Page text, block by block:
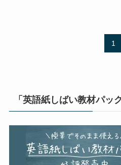
1
「英語紙しばい教材パッ